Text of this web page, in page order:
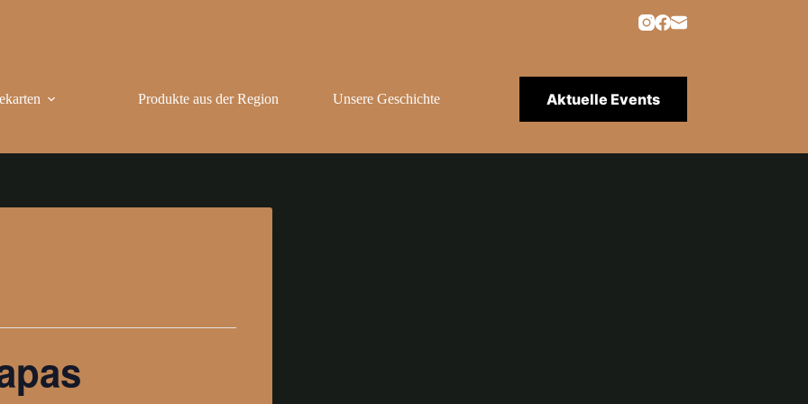
Produkte aus der Region Unsere Geschichte Aktuelle Events